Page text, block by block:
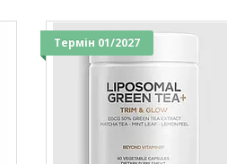
Термін 01/2027